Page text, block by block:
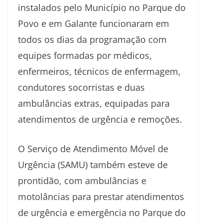
instalados pelo Município no Parque do
Povo e em Galante funcionaram em
todos os dias da programação com
equipes formadas por médicos,
enfermeiros, técnicos de enfermagem,
condutores socorristas e duas
ambulâncias extras, equipadas para
atendimentos de urgência e remoções.
O Serviço de Atendimento Móvel de
Urgência (SAMU) também esteve de
prontidão, com ambulâncias e
motolâncias para prestar atendimentos
de urgência e emergência no Parque do